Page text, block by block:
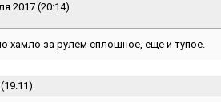
2017 (20:14)
хамло за рулем сплошное, еще и тупое.